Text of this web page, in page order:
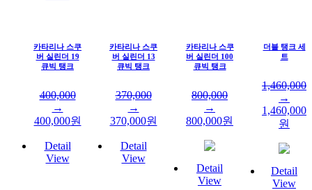
카타리나 스쿠
버 실린더 19
큐빅 탱크
400,000
→
400,000원
Detail
View
카타리나 스쿠
버 실린더 13
큐빅 탱크
370,000
→
370,000원
Detail
View
카타리나 스쿠
버 실린더 100
큐빅 탱크
800,000
→
800,000원
Detail
View
더블 탱크 세
트
1,460,000
→
1,460,000
원
Detail
View